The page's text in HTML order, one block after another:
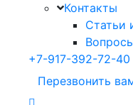
Контакты
Статьи
+7-917-392-72-40
Перезвонить